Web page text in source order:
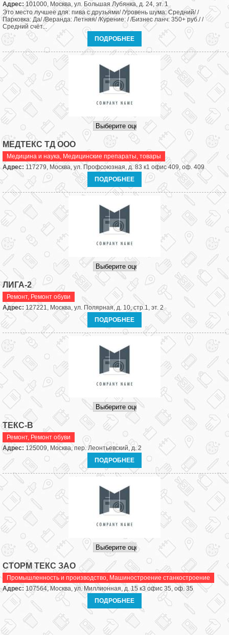
Адрес:101000, Москва, ул. Большая Лубянка, д. 24, эт. 1
Это место лучшее для: пива с друзьями/ /Уровень шума: Средний/ /
Парковка: Да/ /Веранда: Летняя/ /Курение: / /Бизнес ланч: 350+ руб./ /
Средний счёт...
ПОДРОБНЕЕ
МЕДТЕКС ТД ООО
Медицина и наука, Медицинские препараты, товары
Адрес: 117279, Москва, ул. Профсоюзная, д. 83 к1 офис 409, оф. 409
ПОДРОБНЕЕ
ЛИГА-2
Ремонт, Ремонт обуви
Адрес: 127221, Москва, ул. Полярная, д. 10, стр.1, эт. 2
ПОДРОБНЕЕ
ТЕКС-В
Ремонт, Ремонт обуви
Адрес: 125009, Москва, пер. Леонтьевский, д. 2
ПОДРОБНЕЕ
СТОРМ ТЕКС ЗАО
Промышленность и производство, Машиностроение станкостроение
Адрес: 107564, Москва, ул. Миллионная, д. 15 к3 офис 35, оф. 35
ПОДРОБНЕЕ